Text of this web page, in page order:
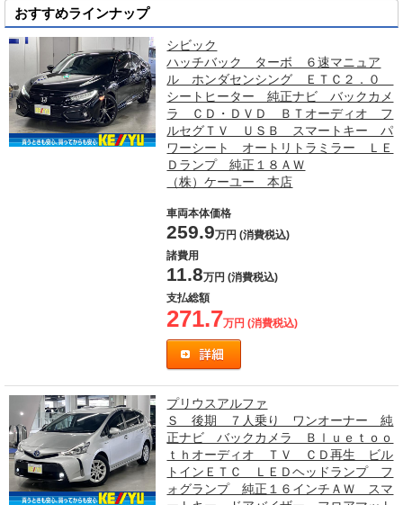
おすすめラインナップ
シビック
ハッチバック ターボ ６速マニュア
ル ホンダセンシング ＥＴＣ２．０
シートヒーター 純正ナビ バックカメ
ラ ＣＤ・ＤＶＤ ＢＴオーディオ フ
ルセグＴＶ ＵＳＢ スマートキー パ
ワーシート オートリトラミラー ＬＥ
Ｄランプ 純正１８ＡＷ
（株）ケーユー 本店
車両本体価格
259.9万円 (消費税込)
諸費用
11.8万円 (消費税込)
支払総額
271.7万円 (消費税込)
プリウスアルファ
Ｓ 後期 ７人乗り ワンオーナー 純
正ナビ バックカメラ Ｂｌｕｅｔｏｏ
ｔｈオーディオ ＴＶ ＣＤ再生 ビル
トインＥＴＣ ＬＥＤヘッドランプ フ
ォグランプ 純正１６インチＡＷ スマ